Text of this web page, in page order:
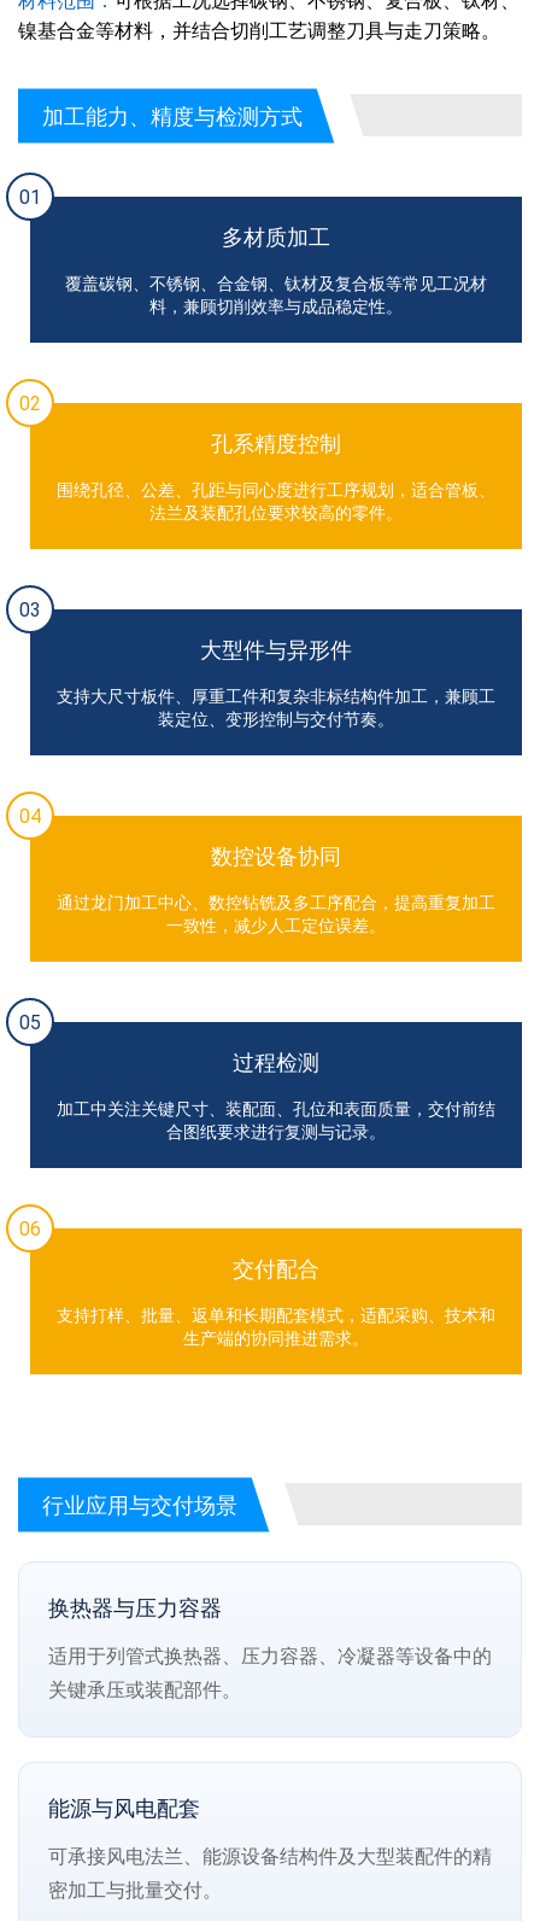
镍基合金等材料，并结合切削工艺调整刀具与走刀策略。
加工能力、精度与检测方式
01
多材质加工
覆盖碳钢、不锈钢、合金钢、钛材及复合板等常见工况材
料，兼顾切削效率与成品稳定性。
02
孔系精度控制
围绕孔径、公差、孔距与同心度进行工序规划，适合管板、
法兰及装配孔位要求较高的零件。
03
大型件与异形件
支持大尺寸板件、厚重工件和复杂非标结构件加工，兼顾工
装定位、变形控制与交付节奏。
04
数控设备协同
通过龙门加工中心、数控钻铣及多工序配合，提高重复加工
一致性，减少人工定位误差。
05
过程检测
加工中关注关键尺寸、装配面、孔位和表面质量，交付前结
合图纸要求进行复测与记录。
06
交付配合
支持打样、批量、返单和长期配套模式，适配采购、技术和
生产端的协同推进需求。
行业应用与交付场景
换热器与压力容器
适用于列管式换热器、压力容器、冷凝器等设备中的
关键承压或装配部件。
能源与风电配套
可承接风电法兰、能源设备结构件及大型装配件的精
密加工与批量交付。